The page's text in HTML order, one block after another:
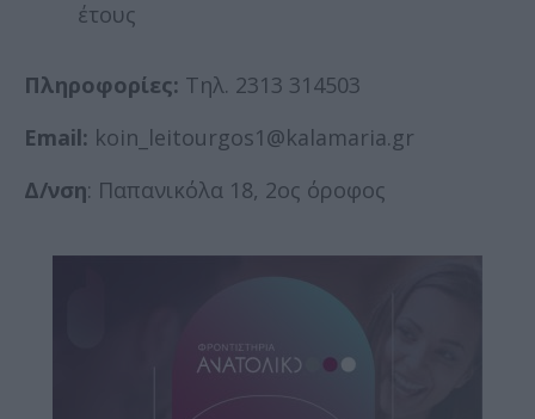
έτους
Πληροφορίες: Τηλ. 2313 314503
Email: koin_leitourgos1@kalamaria.gr
Δ/νση: Παπανικόλα 18, 2ος όροφος